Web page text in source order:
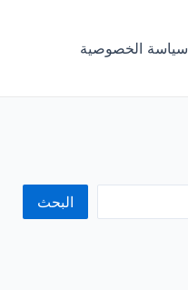
سياسة الخصوصية
البحث